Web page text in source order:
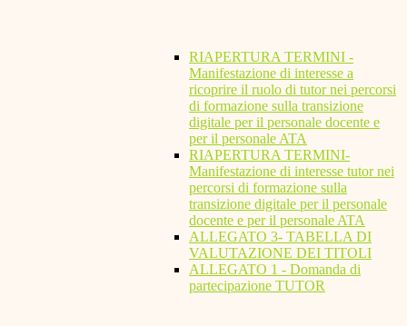
RIAPERTURA TERMINI -
Manifestazione di interesse a
ricoprire il ruolo di tutor nei percorsi
di formazione sulla transizione
digitale per il personale docente e
per il personale ATA
RIAPERTURA TERMINI-
Manifestazione di interesse tutor nei
percorsi di formazione sulla
transizione digitale per il personale
docente e per il personale ATA
ALLEGATO 3- TABELLA DI
VALUTAZIONE DEI TITOLI
ALLEGATO 1 - Domanda di
partecipazione TUTOR